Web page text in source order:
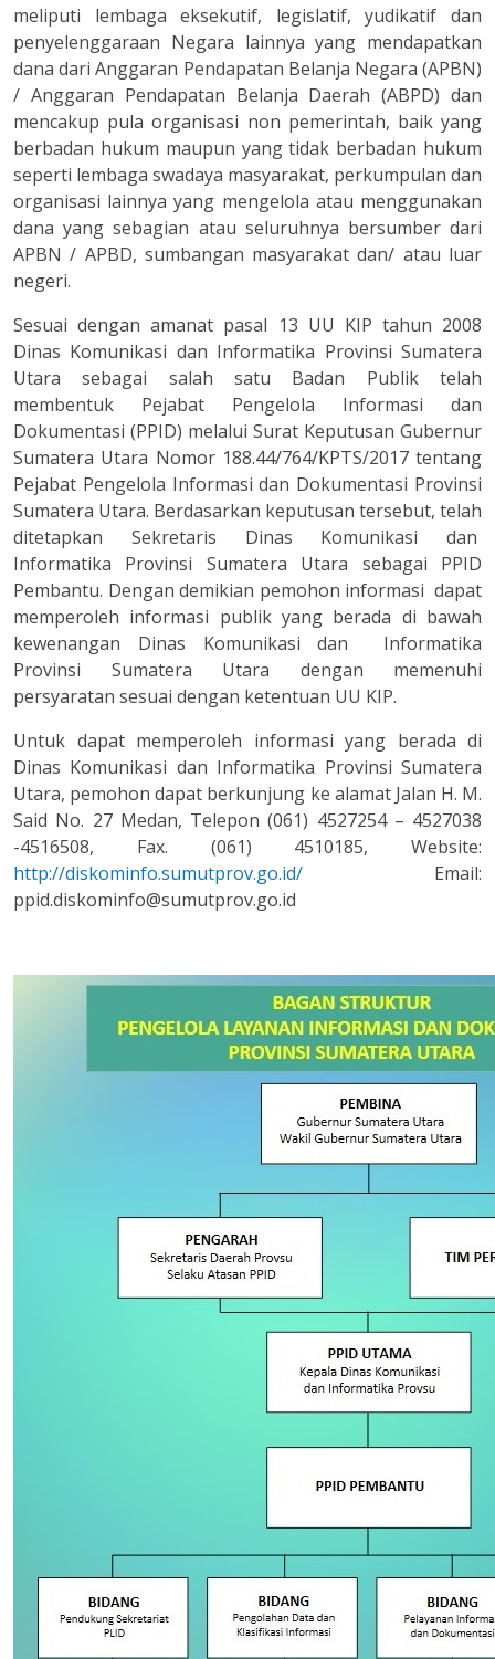
meliputi lembaga eksekutif, legislatif, yudikatif dan
penyelenggaraan Negara lainnya yang mendapatkan
dana dari Anggaran Pendapatan Belanja Negara (APBN)
/ Anggaran Pendapatan Belanja Daerah (ABPD) dan
mencakup pula organisasi non pemerintah, baik yang
berbadan hukum maupun yang tidak berbadan hukum
seperti lembaga swadaya masyarakat, perkumpulan dan
organisasi lainnya yang mengelola atau menggunakan
dana yang sebagian atau seluruhnya bersumber dari
APBN / APBD, sumbangan masyarakat dan/ atau luar
negeri.
Sesuai dengan amanat pasal 13 UU KIP tahun 2008
Dinas Komunikasi dan Informatika Provinsi Sumatera
Utara sebagai salah satu Badan Publik telah
membentuk Pejabat Pengelola Informasi dan
Dokumentasi (PPID) melalui Surat Keputusan Gubernur
Sumatera Utara Nomor 188.44/764/KPTS/2017 tentang
Pejabat Pengelola Informasi dan Dokumentasi Provinsi
Sumatera Utara. Berdasarkan keputusan tersebut, telah
ditetapkan Sekretaris Dinas Komunikasi dan
Informatika Provinsi Sumatera Utara sebagai PPID
Pembantu. Dengan demikian pemohon informasi dapat
memperoleh informasi publik yang berada di bawah
kewenangan Dinas Komunikasi dan Informatika
Provinsi Sumatera Utara dengan memenuhi
persyaratan sesuai dengan ketentuan UU KIP.
Untuk dapat memperoleh informasi yang berada di
Dinas Komunikasi dan Informatika Provinsi Sumatera
Utara, pemohon dapat berkunjung ke alamat Jalan H. M.
Said No. 27 Medan, Telepon (061) 4527254 – 4527038
-4516508, Fax. (061) 4510185, Website:
http://diskominfo.sumutprov.go.id/ Email:
ppid.diskominfo@sumutprov.go.id